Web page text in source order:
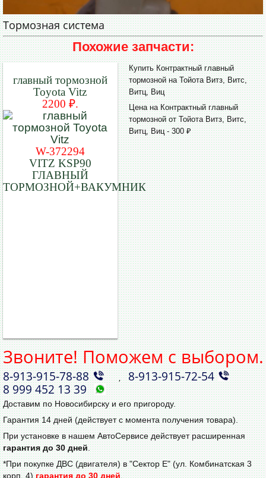
Тормозная система
Похожие запчасти:
главный тормозной
Toyota Vitz
2200 ₽.
W-372294
VITZ KSP90
ГЛАВНЫЙ
ТОРМОЗНОЙ+ВАКУМНИК
Купить Контрактный главный
тормозной на Тойота Витз, Витс,
Витц, Виц
Цена на Контрактный главный
тормозной от Тойота Витз, Витс,
Витц, Виц - 300 ₽
Звоните! Поможем с выбором.
8‑913‑915‑78‑88 ,8‑913‑915‑72‑54
8 999 452 13 39
Доставим по Новосибирску и его пригороду.
Гарантия 14 дней (действует с момента получения товара).
При установке в нашем АвтоСервисе действует расширенная
гарантия до 30 дней.
*При покупке ДВС (двигателя) в "Сектор Е" (ул. Комбинатская 3
корп. 4)гарантия до 30 дней.